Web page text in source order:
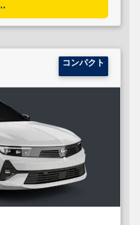
コンパクト